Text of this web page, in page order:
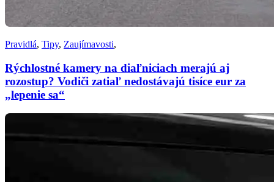
Pravidlá, Tipy, Zaujímavosti,
Rýchlostné kamery na diaľniciach merajú aj
rozostup? Vodiči zatiaľ nedostávajú tisíce eur za
„lepenie sa“